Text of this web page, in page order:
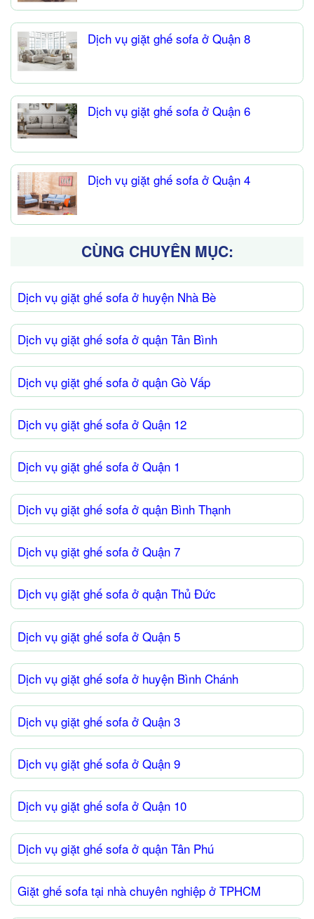
Dịch vụ giặt ghế sofa ở Quận 8
Dịch vụ giặt ghế sofa ở Quận 6
Dịch vụ giặt ghế sofa ở Quận 4
CÙNG CHUYÊN MỤC:
Dịch vụ giặt ghế sofa ở huyện Nhà Bè
Dịch vụ giặt ghế sofa ở quận Tân Bình
Dịch vụ giặt ghế sofa ở quận Gò Vấp
Dịch vụ giặt ghế sofa ở Quận 12
Dịch vụ giặt ghế sofa ở Quận 1
Dịch vụ giặt ghế sofa ở quận Bình Thạnh
Dịch vụ giặt ghế sofa ở Quận 7
Dịch vụ giặt ghế sofa ở quận Thủ Đức
Dịch vụ giặt ghế sofa ở Quận 5
Dịch vụ giặt ghế sofa ở huyện Bình Chánh
Dịch vụ giặt ghế sofa ở Quận 3
Dịch vụ giặt ghế sofa ở Quận 9
Dịch vụ giặt ghế sofa ở Quận 10
Dịch vụ giặt ghế sofa ở quận Tân Phú
Giặt ghế sofa tại nhà chuyên nghiệp ở TPHCM